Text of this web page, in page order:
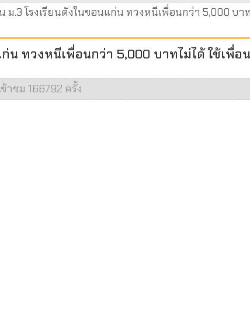
ม.3 โรงเรียนดังในขอนแก่น ทวงหนีเพื่อนกว่า 5,000 บา
น ทวงหนีเพื่อนกว่า 5,000 บาทไม่ได้ ใช้เพื่อ
าชม 166792 ครั้ง